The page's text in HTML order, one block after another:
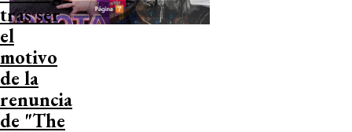
tras ser
el
motivo
de la
renuncia
de "The